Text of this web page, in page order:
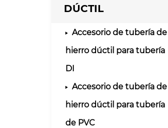
DÚCTIL
Accesorio de tubería de
hierro dúctil para tubería
DI
Accesorio de tubería de
hierro dúctil para tubería
de PVC